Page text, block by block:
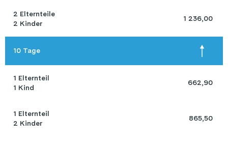
2 Elternteile
2 Kinder
1 236,00
10 Tage
1 Elternteil
1 Kind
662,90
1 Elternteil
2 Kinder
865,50